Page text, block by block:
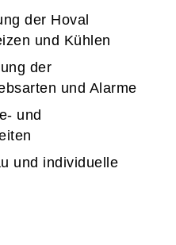
der Hoval
und Kühlen
der
und Alarme
und
und individuelle